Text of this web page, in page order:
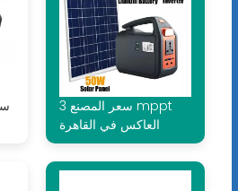
سعر المصنع 3 mppt
العاكس في القاهرة